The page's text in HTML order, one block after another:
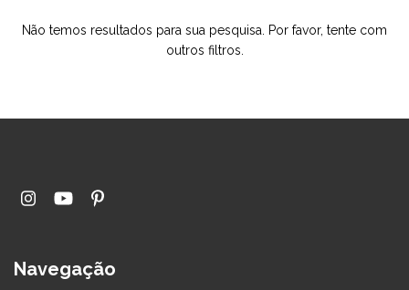
Não temos resultados para sua pesquisa. Por favor, tente com
outros filtros.
Navegação